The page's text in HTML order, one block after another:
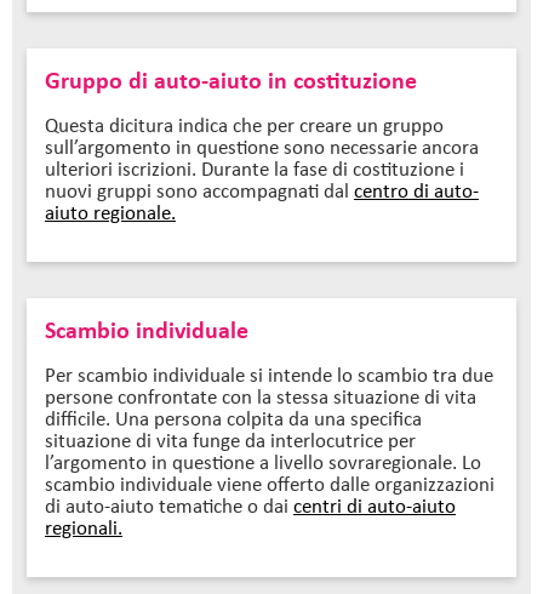
Gruppo di auto-aiuto in costituzione
Questa dicitura indica che per creare un gruppo
sull’argomento in questione sono necessarie ancora
ulteriori iscrizioni. Durante la fase di costituzione i
nuovi gruppi sono accompagnati dal centro di auto-
aiuto regionale.
Scambio individuale
Per scambio individuale si intende lo scambio tra due
persone confrontate con la stessa situazione di vita
difficile. Una persona colpita da una specifica
situazione di vita funge da interlocutrice per
l’argomento in questione a livello sovraregionale. Lo
scambio individuale viene offerto dalle organizzazioni
di auto-aiuto tematiche o dai centri di auto-aiuto
regionali.